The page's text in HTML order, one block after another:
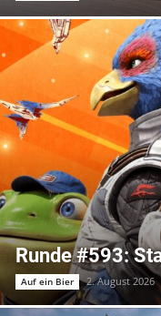
Runde #593:
Auf ein Bier 2. August 2026